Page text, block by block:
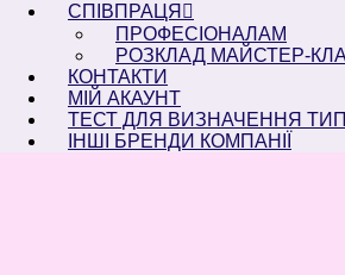
СПІВПРАЦЯ
ПРОФЕСІОНАЛАМ
РОЗКЛАД МАЙСТЕР-
КОНТАКТИ
МІЙ АКАУНТ
ТЕСТ ДЛЯ ВИЗНАЧЕННЯ
ІНШІ БРЕНДИ КОМПАНІЇ